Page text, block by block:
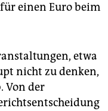
einen Euro beim
etwa
nicht zu denken,
Von der